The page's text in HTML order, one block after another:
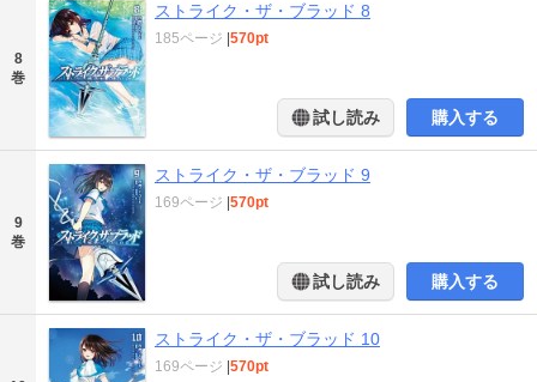
8
巻
ストライク・ザ・ブラッド 8
185ページ 570pt
試し読み 購入する
9
巻
ストライク・ザ・ブラッド 9
169ページ 570pt
試し読み 購入する
ストライク・ザ・ブラッド 10
169ページ 570pt